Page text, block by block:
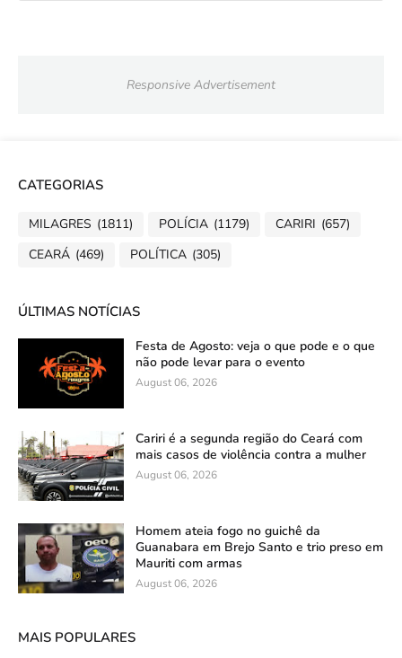
Responsive Advertisement
CATEGORIAS
MILAGRES (1811) POLÍCIA (1179) CARIRI (657)
CEARÁ (469) POLÍTICA (305)
ÚLTIMAS NOTÍCIAS
Festa de Agosto: veja o que pode e o que
não pode levar para o evento
August 06, 2026
Cariri é a segunda região do Ceará com
mais casos de violência contra a mulher
August 06, 2026
Homem ateia fogo no guichê da
Guanabara em Brejo Santo e trio preso em
Mauriti com armas
August 06, 2026
MAIS POPULARES